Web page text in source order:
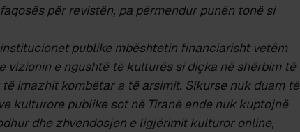
për revistën, pa përmendur punën tonë si
publike mbështetin financiarisht vetëm
vizionin e ngushtë të kulturës si diçka në shërbim të
imazhit kombëtar a të arsimit. Sikurse nuk duam të
kulturore publike sot në Tiranë ende nuk kuptojnë
dhe zhvendosjen e ligjërimit kulturor online,